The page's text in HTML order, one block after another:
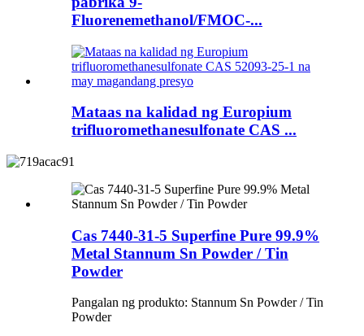
Fluorenemethanol/FMOC-...
Mataas na kalidad ng Europium
trifluoromethanesulfonate CAS ...
Cas 7440-31-5 Superfine Pure 99.9%
Metal Stannum Sn Powder / Tin
Powder
Pangalan ng produkto: Stannum Sn Powder / Tin
Powder